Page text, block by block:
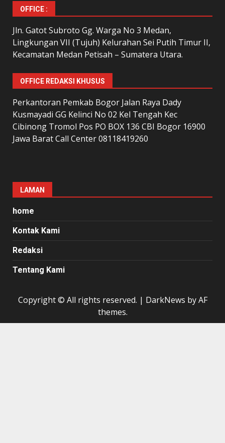
OFFICE :
Jln. Gatot Subroto Gg. Warga No 3 Medan,
Lingkungan VII (Tujuh) Kelurahan Sei Putih Timur II,
Kecamatan Medan Petisah – Sumatera Utara.
OFFICE REDAKSI KHUSUS
Perkantoran Pemkab Bogor Jalan Raya Dady
Kusmayadi GG Kelinci No 02 Kel Tengah Kec
Cibinong Tromol Pos PO BOX 136 CBI Bogor 16900
Jawa Barat Call Center 08118419260
LAMAN
home
Kontak Kami
Redaksi
Tentang Kami
Copyright © All rights reserved. | DarkNews by AF
themes.